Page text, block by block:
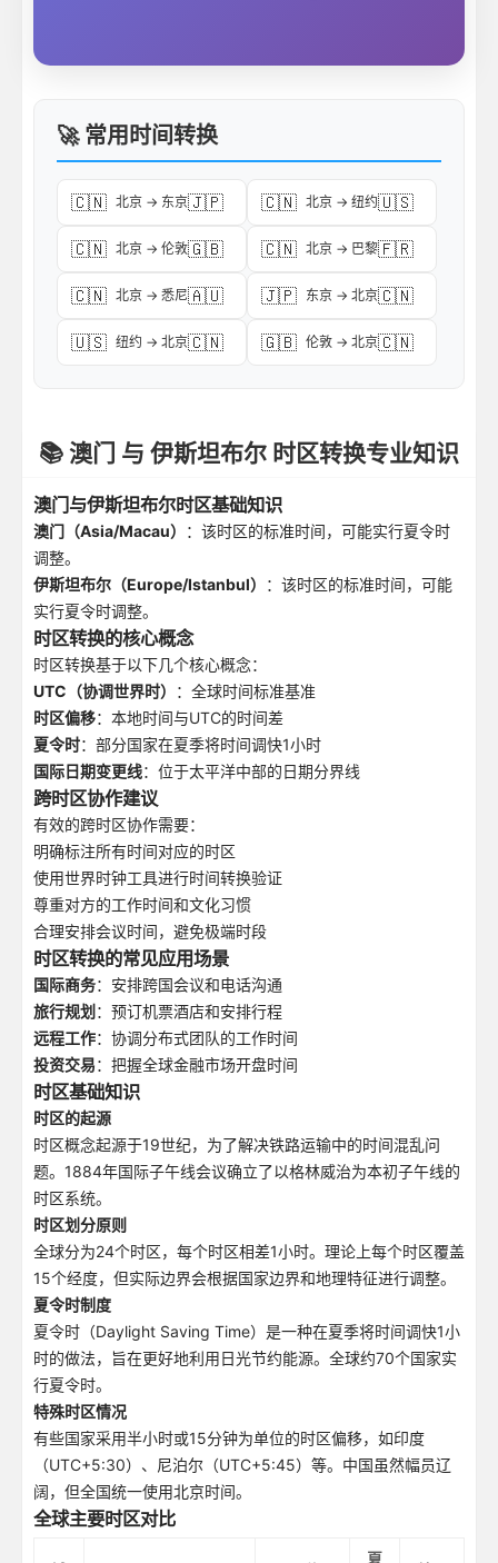
🚀 常用时间转换
🇨🇳 北京 → 东京🇯🇵 🇨🇳 北京 → 纽约🇺🇸
🇨🇳 北京 → 伦敦🇬🇧 🇨🇳 北京 → 巴黎🇫🇷
🇨🇳 北京 → 悉尼🇦🇺 🇯🇵 东京 → 北京🇨🇳
🇺🇸 纽约 → 北京🇨🇳 🇬🇧 伦敦 → 北京🇨🇳
📚 澳门 与 伊斯坦布尔 时区转换专业知识
澳门与伊斯坦布尔时区基础知识
澳门（Asia/Macau）
：该时区的标准时间，可能实行夏令时
调整。
伊斯坦布尔（Europe/Istanbul）
：该时区的标准时间，可能
实行夏令时调整。
时区转换的核心概念
时区转换基于以下几个核心概念：
UTC（协调世界时）
：全球时间标准基准
时区偏移：本地时间与UTC的时间差
夏令时：部分国家在夏季将时间调快1小时
国际日期变更线：位于太平洋中部的日期分界线
跨时区协作建议
有效的跨时区协作需要：
明确标注所有时间对应的时区
使用世界时钟工具进行时间转换验证
尊重对方的工作时间和文化习惯
合理安排会议时间，避免极端时段
时区转换的常见应用场景
国际商务：安排跨国会议和电话沟通
旅行规划 ：预订机票酒店和安排行程
远程工作：协调分布式团队的工作时间
投资交易：把握全球金融市场开盘时间
时区基础知识
时区的起源
时区概念起源于19世纪，为了解决铁路运输中的时间混乱问
题。1884年国际子午线会议确立了以格林威治为本初子午线的
时区系统。
时区划分原则
全球分为24个时区，每个时区相差1小时。理论上每个时区覆盖
15个经度，但实际边界会根据国家边界和地理特征进行调整。
夏令时制度
夏令时（Daylight Saving Time）是一种在夏季将时间调快1小
时的做法，旨在更好地利用日光节约能源。全球约70个国家实
行夏令时。
特殊时区情况
有些国家采用半小时或15分钟为单位的时区偏移，如印度
（UTC+5:30）、尼泊尔（UTC+5:45）等。中国虽然幅员辽
阔，但全国统一使用北京时间。
全球主要时区对比
夏